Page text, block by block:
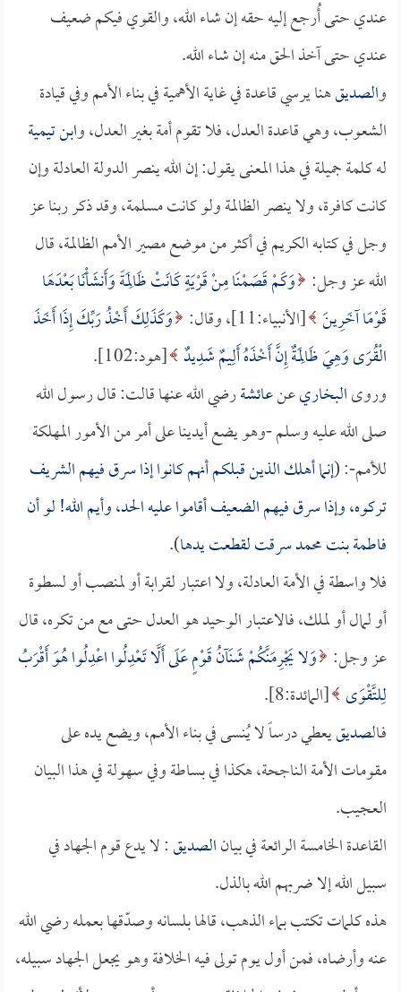
عندي حتى أُرجع إليه حقه إن شاء الله، والقوي فيكم ضعيف
عندي حتى آخذ الحق منه إن شاء الله.
والصديقهنا يرسي قاعدة في غاية الأهمية في بناء الأمم وفي قيادة
الشعوب، وهي قاعدة العدل، فلا تقوم أمة بغير العدل، وابن تيمية
له كلمة جميلة في هذا المعنى يقول: إن الله ينصر الدولة العادلة وإن
كانت كافرة، ولا ينصر الظالمة ولو كانت مسلمة، وقد ذكر ربنا عز
وجل في كتابه الكريم في أكثر من موضع مصير الأمم الظالمة، قال
الله عز وجل: وَكَمْ قَصَمْنَا مِنْ قَرْيَةٍ كَانَتْ ظَالِمَةً وَأَنشَأْنَا بَعْدَهَا
قَوْمًا آخَرِينَ [الأنبياء:11]، وقال:
وَكَذَلِكَ أَخْذُ رَبِّكَ إِذَا أَخَذَ
الْقُرَى وَهِيَ ظَالِمَةٌ إِنَّ أَخْذَهُ أَلِيمٌ شَدِيدٌ [هود:102].
وروىالبخاريعنعائشةرضي الله عنها قالت: قال رسول الله
صلى الله عليه وسلم -وهو يضع أيدينا على أمر من الأمور المهلكة
للأمم-: (إنما أهلك الذين قبلكم أنهم كانوا إذا سرق فيهم الشريف
تركوه، وإذا سرق فيهم الضعيف أقاموا عليه الحد، وأيم الله! لو أن
فاطمة بنت محمدسرقت لقطعت يدها).
فلا واسطة في الأمة العادلة، ولا اعتبار لقرابة أو لمنصب أو لسطوة
أو لمال أو لملك، فالاعتبار الوحيد هو العدل حتى مع من تكره، قال
عز وجل: وَلا يَجْرِمَنَّكُمْ شَنَآنُ قَوْمٍ عَلَى أَلَّا تَعْدِلُوا اعْدِلُوا هُوَ أَقْرَبُ
لِلتَّقْوَى [المائدة:8].
فـالصديقيعطي درساً لا يُنسى في بناء الأمم، ويضع يده على
مقومات الأمة الناجحة، هكذا في بساطة وفي سهولة في هذا البيان
العجيب.
القاعدة الخامسة الرائعة في بيانالصديق: لا يدع قوم الجهاد في
سبيل الله إلا ضربهم الله بالذل.
هذه كلمات تكتب بماء الذهب، قالها بلسانه وصدّقها بعمله رضي الله
عنه وأرضاه، فمن أول يوم تولى فيه الخلافة وهو يجعل الجهاد سبيله،